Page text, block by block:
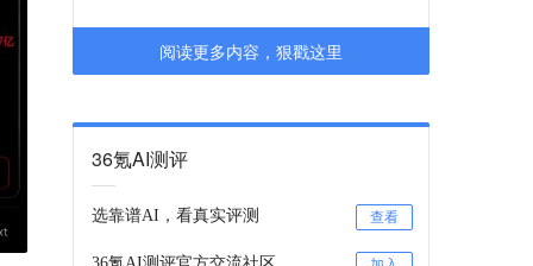
阅读更多内容，狠戳这里
36氪AI测评
选靠谱AI，看真实评测 查看